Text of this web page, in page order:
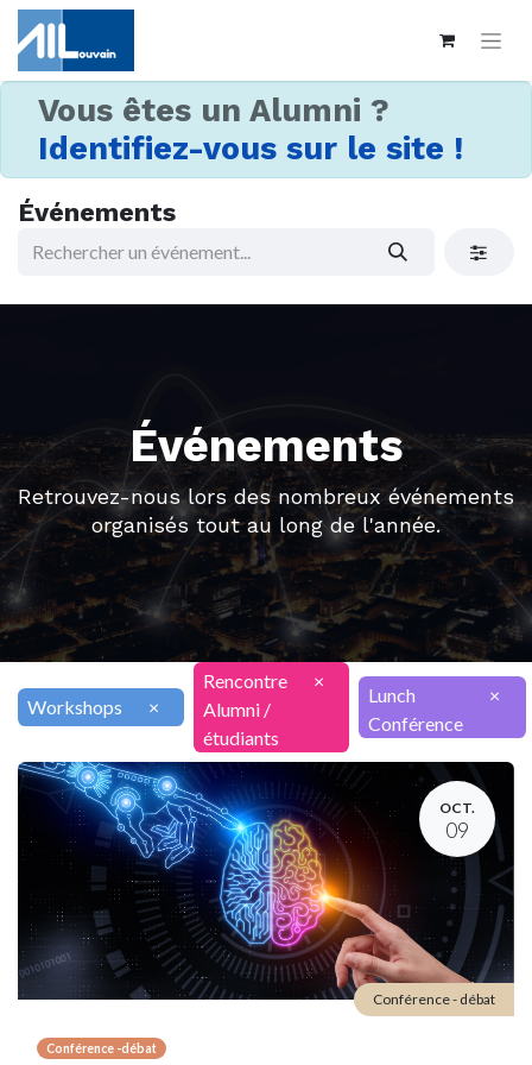
Vous êtes un Alumni ?
Identifiez-vous sur le site !
Événements
Événements
Retrouvez-nous lors des nombreux événements
organisés tout au long de l'année.
Workshops ×
Rencontre
Alumni /
étudiants
×
Lunch
Conférence
×
OCT.
09
Conférence -débat
Conférence - débat